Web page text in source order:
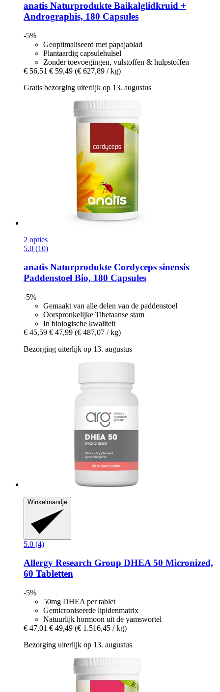
anatis Naturprodukte Baikalglidkruid +
Andrographis, 180 Capsules
-5%
Geoptimaliseerd met papajablad
Plantaardig capsulehulsel
Zonder toevoegingen, vulstoffen & hulpstoffen
€ 56,51 € 59,49 (€ 627,89 / kg)
Gratis bezorging uiterlijk op 13. augustus
2 opties
5.0 (10)
anatis Naturprodukte Cordyceps sinensis
Paddenstoel Bio, 180 Capsules
-5%
Gemaakt van alle delen van de paddenstoel
Oorspronkelijke Tibetaanse stam
In biologische kwaliteit
€ 45,59 € 47,99 (€ 487,07 / kg)
Bezorging uiterlijk op 13. augustus
Winkelmandje
5.0 (4)
Allergy Research Group DHEA 50 Micronized,
60 Tabletten
-5%
50mg DHEA per tablet
Gemicroniseerde lipidenmatrix
Natuurlijk hormoon uit de yamswortel
€ 47,01 € 49,49 (€ 1.516,45 / kg)
Bezorging uiterlijk op 13. augustus